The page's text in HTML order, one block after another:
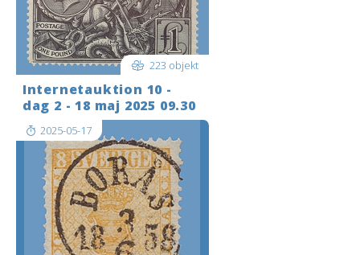
223 objekt
Internetauktion 10 -
dag 2 - 18 maj 2025 09.30
2025-05-17